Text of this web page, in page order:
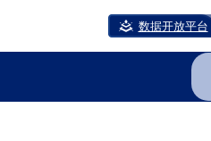
数据开放平台